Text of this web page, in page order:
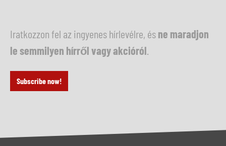
Iratkozzon fel az ingyenes hírlevélre, ésne maradjon
le semmilyen hírről vagy akcióról
Subscribe now!